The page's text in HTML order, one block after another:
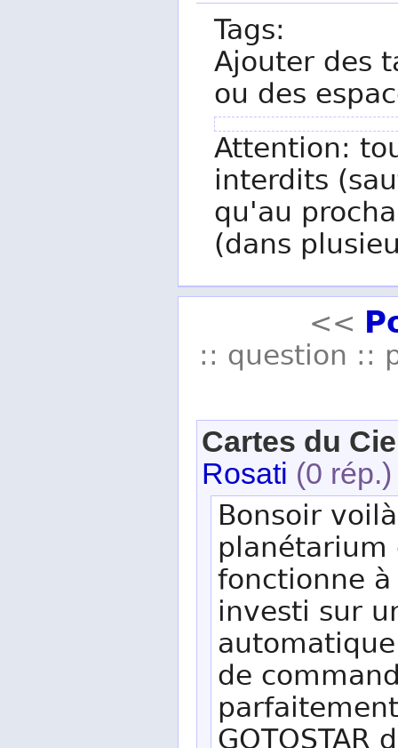
Tags:
Ajouter des
ou des
Attention:
interdits
qu'au
(dans
<<
:: question ::
Cartes du
Rosati (0 rép.)
Bonsoir
fonctionne
investi sur
de